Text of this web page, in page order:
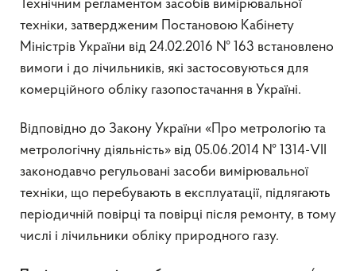
Технічним регламентом засобів вимірювальної
техніки, затвердженим Постановою Кабінету
Міністрів України від 24.02.2016 № 163 встановлено
вимоги і до лічильників, які застосовуються для
комерційного обліку газопостачання в Україні.
Відповідно до Закону України «Про метрологію та
метрологічну діяльність» від 05.06.2014 № 1314-VIІ
законодавчо регульовані засоби вимірювальної
техніки, що перебувають в експлуатації, підлягають
періодичній повірці та повірці після ремонту, в тому
числі і лічильники обліку природного газу.